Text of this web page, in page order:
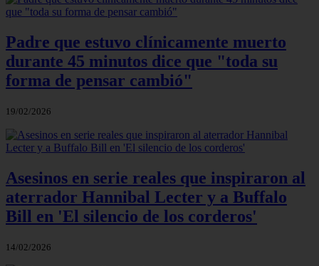
Padre que estuvo clínicamente muerto
durante 45 minutos dice que "toda su
forma de pensar cambió"
19/02/2026
Asesinos en serie reales que inspiraron al
aterrador Hannibal Lecter y a Buffalo
Bill en 'El silencio de los corderos'
14/02/2026